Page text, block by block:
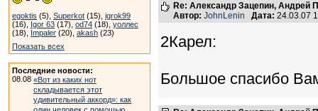
egoktis (5), Superkot (15), igrok99
(16), Igor 63 (17), od74 (18), уоллес
(18), Impaler (20), akash (23)
Показать всех
Последние новости:
08.08 «Вот из каких нот
складывается этот
удивительный аккорд»: как
Re: Александр Зацепин, Андрей
Автор: JohnLenin Дата: 24.03.07
2Карел:
Большое спасибо